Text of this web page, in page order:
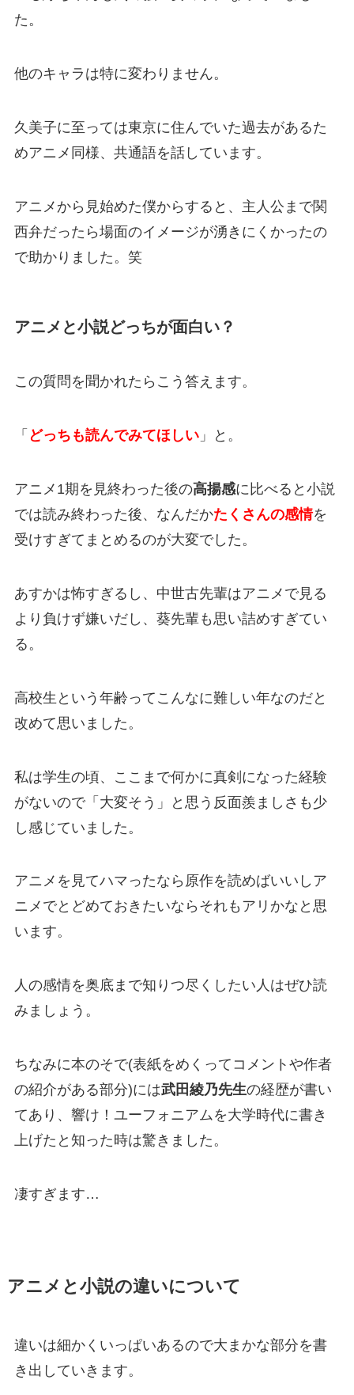
た。
他のキャラは特に変わりません。
久美子に至っては東京に住んでいた過去があるた
めアニメ同様、共通語を話しています。
アニメから見始めた僕からすると、主人公まで関
西弁だったら場面のイメージが湧きにくかったの
で助かりました。笑
アニメと小説どっちが面白い？
この質問を聞かれたらこう答えます。
「 どっちも読んでみてほしい」と。
アニメ1期を見終わった後の高揚感に比べると小説
では読み終わった後、なんだかたくさんの感情を
受けすぎてまとめるのが大変でした。
あすかは怖すぎるし、中世古先輩はアニメで見る
より負けず嫌いだし、葵先輩も思い詰めすぎてい
る。
高校生という年齢ってこんなに難しい年なのだと
改めて思いました。
私は学生の頃、ここまで何かに真剣になった経験
がないので「大変そう」と思う反面羨ましさも少
し感じていました。
アニメを見てハマったなら原作を読めばいいしア
ニメでとどめておきたいならそれもアリかなと思
います。
人の感情を奥底まで知りつ尽くしたい人はぜひ読
みましょう。
ちなみに本のそで(表紙をめくってコメントや作者
の紹介がある部分)には武田綾乃先生の経歴が書い
てあり、響け！ユーフォニアムを大学時代に書き
上げたと知った時は驚きました。
凄すぎます…
アニメと小説の違いについて
違いは細かくいっぱいあるので大まかな部分を書
き出していきます。